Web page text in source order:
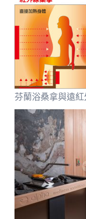
芬蘭浴桑拿與遠